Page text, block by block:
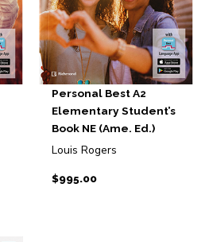
Personal Best A2
Elementary Student’s
Book NE (Ame. Ed.)
Louis Rogers
$995.00